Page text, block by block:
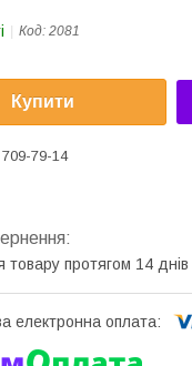
Код: 2081
Купити
79-14
товару протягом 14 днів